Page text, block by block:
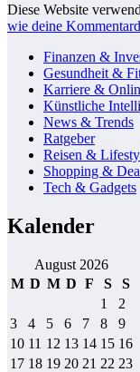
Diese Website
wie deine
Finanzen &
Gesundheit &
Karriere &
Künstliche
News & Trends
Ratgeber
Reisen &
Shopping &
Tech & Gadgets
Kalender
August 2026
M D M D F S
S
1
2
3
4 5 6 7 8
9
10 11 12 13 14 15 16
17 18 19 20 21 22 23